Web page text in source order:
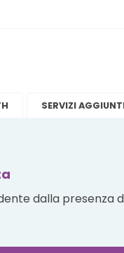
SERVIZI
dalla presenza